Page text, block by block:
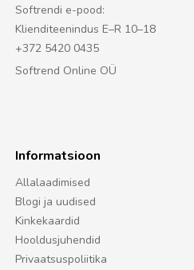
Softrendi e-pood:
Klienditeenindus E–R 10–18
+372 5420 0435
Softrend Online OÜ
Informatsioon
Allalaadimised
Blogi ja uudised
Kinkekaardid
Hooldusjuhendid
Privaatsuspoliitika